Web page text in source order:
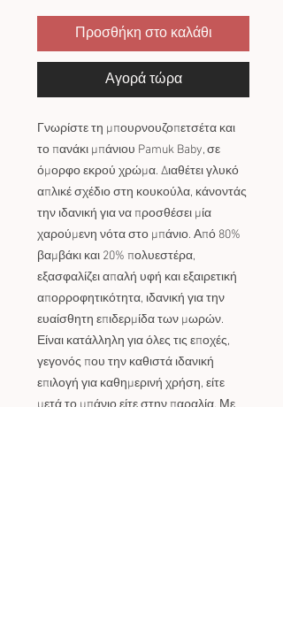
Προσθήκη στο καλάθι
Αγορά τώρα
Γνωρίστε τη μπουρνουζοπετσέτα και
το πανάκι μπάνιου Pamuk Baby, σε
όμορφο εκρού χρώμα. Διαθέτει γλυκό
απλικέ σχέδιο στη κουκούλα, κάνοντάς
την ιδανική για να προσθέσει μία
χαρούμενη νότα στο μπάνιο. Από 80%
βαμβάκι και 20% πολυεστέρα,
εξασφαλίζει απαλή υφή και εξαιρετική
απορροφητικότητα, ιδανική για την
ευαίσθητη επιδερμίδα των μωρών.
Είναι κατάλληλη για όλες τις εποχές,
γεγονός που την καθιστά ιδανική
επιλογή για καθημερινή χρήση, είτε
μετά το μπάνιο είτε στην παραλία. Με